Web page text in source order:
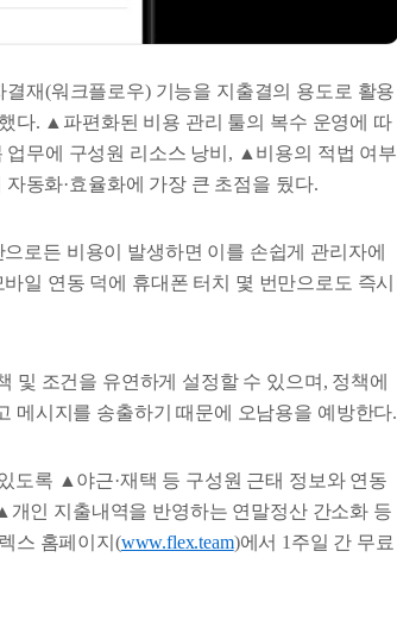
재(워크플로우) 기능을 지출결의 용도로 활용
다. ▲파편화된 비용 관리 툴의 복수 운영에 따
무에 구성원 리소스 낭비, ▲비용의 적법 여부
동화·효율화에 가장 큰 초점을 뒀다.
로든 비용이 발생하면 이를 손쉽게 관리자에
일 연동 덕에 휴대폰 터치 몇 번만으로도 즉시
및 조건을 유연하게 설정할 수 있으며, 정책에
메시지를 송출하기 때문에 오남용을 예방한다.
도록 ▲야근·재택 등 구성원 근태 정보와 연동
인 지출내역을 반영하는 연말정산 간소화 등
스 홈페이지(www.flex.team)에서 1주일 간 무료